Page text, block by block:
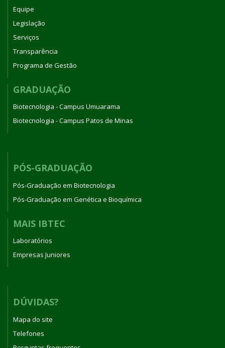
Equipe
Legislação
Serviços
Transparência
Programa de Gestão
GRADUAÇÃO
Biotecnologia - Campus Umuarama
Biotecnologia - Campus Patos de Minas
PÓS-GRADUAÇÃO
Pós-Graduação em Biotecnologia
Pós-Graduação em Genética e Bioquímica
MAIS IBTEC
Laboratórios
Empresas Juniores
DÚVIDAS?
Mapa do site
Telefones